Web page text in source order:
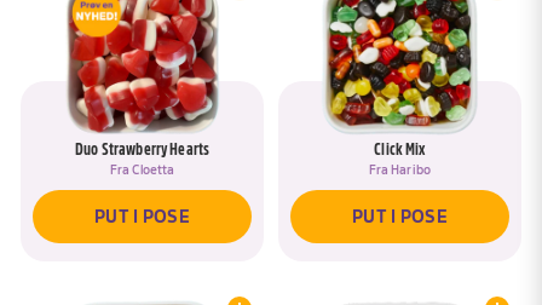
Duo Strawberry Hearts
FraCloetta
PUT I POSE
Click Mix
Fra Haribo
PUT I POSE